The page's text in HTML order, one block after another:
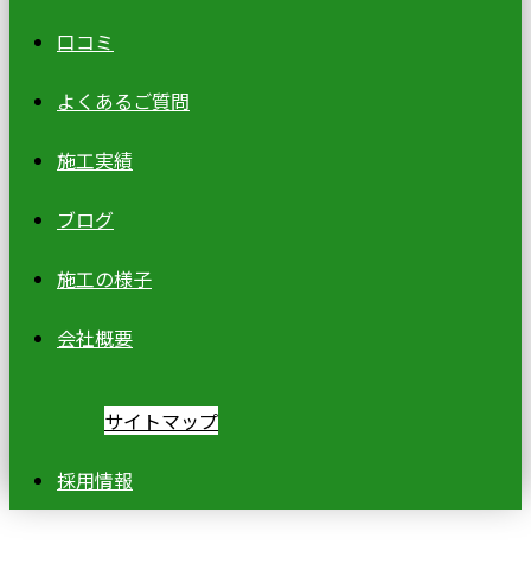
口コミ
よくあるご質問
施工実績
ブログ
施工の様子
会社概要
サイトマップ
採用情報